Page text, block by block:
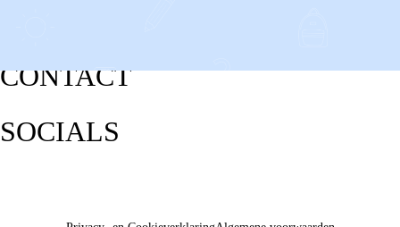
CONTACT
SOCIALS